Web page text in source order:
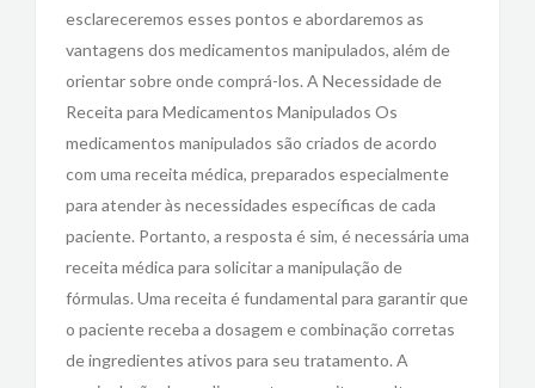
esclareceremos esses pontos e abordaremos as
vantagens dos medicamentos manipulados, além de
orientar sobre onde comprá-los. A Necessidade de
Receita para Medicamentos Manipulados Os
medicamentos manipulados são criados de acordo
com uma receita médica, preparados especialmente
para atender às necessidades específicas de cada
paciente. Portanto, a resposta é sim, é necessária uma
receita médica para solicitar a manipulação de
fórmulas. Uma receita é fundamental para garantir que
o paciente receba a dosagem e combinação corretas
de ingredientes ativos para seu tratamento. A